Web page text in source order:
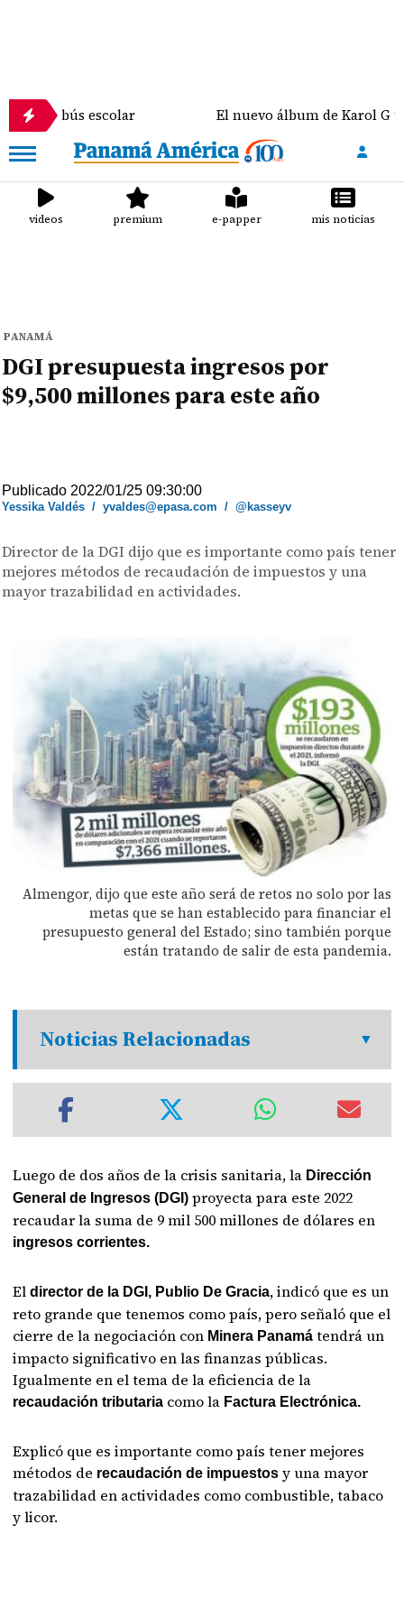
escolar El nuevo álbum de Karol G tendrá
videos premium e-papper mis noticias
PANAMÁ
DGI presupuesta ingresos por
$9,500 millones para este año
Publicado 2022/01/25 09:30:00
Yessika Valdés /yvaldes@epasa.com /@kasseyv
Director de la DGI dijo que es importante como país tener
mejores métodos de recaudación de impuestos y una
mayor trazabilidad en actividades.
Almengor, dijo que este año será de retos no solo por las
metas que se han establecido para financiar el
presupuesto general del Estado; sino también porque
están tratando de salir de esta pandemia.
Noticias Relacionadas
Luego de dos años de la crisis sanitaria, la Dirección
General de Ingresos (DGI) proyecta para este 2022
recaudar la suma de 9 mil 500 millones de dólares en
ingresos corrientes.
Eldirector de la DGI, Publio De Gracia, indicó que es un
reto grande que tenemos como país, pero señaló que el
cierre de la negociación con Minera Panamá tendrá un
impacto significativo en las finanzas públicas.
Igualmente en el tema de la eficiencia de la
recaudación tributaria como la Factura Electrónica.
Explicó que es importante como país tener mejores
métodos de recaudación de impuestosy una mayor
trazabilidad en actividades como combustible, tabaco
y licor.